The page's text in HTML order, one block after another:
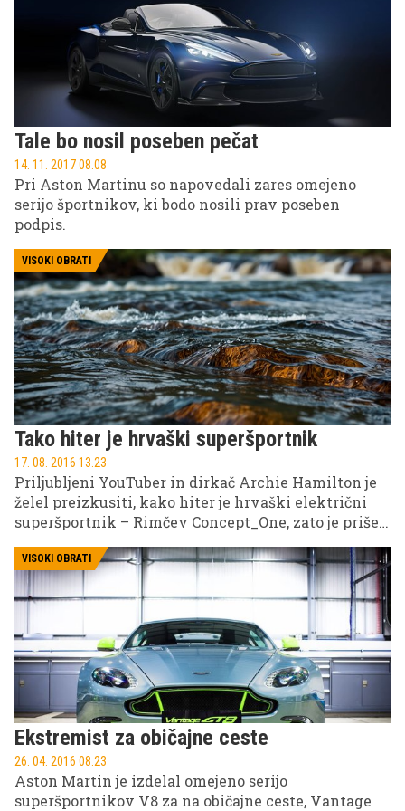
prihajajo iz vseh koncev sveta med drugim iz
Bližnjega Vzhoda in Kitajske.
Tale bo nosil poseben pečat
14. 11. 2017 08.08
Pri Aston Martinu so napovedali zares omejeno
serijo športnikov, ki bodo nosili prav poseben
podpis.
VISOKI OBRATI
Tako hiter je hrvaški superšportnik
17. 08. 2016 13.23
Priljubljeni YouTuber in dirkač Archie Hamilton je
želel preizkusiti, kako hiter je hrvaški električni
superšportnik – Rimčev Concept_One, zato je prišel
na Hrvaško in opravil preizkus v pospeševanju –
pomeril se je z najboljšim Ferrarijevim avtomobilom
iz Maranella.
VISOKI OBRATI
Ekstremist za običajne ceste
26. 04. 2016 08.23
Aston Martin je izdelal omejeno serijo
superšportnikov V8 za na običajne ceste, Vantage